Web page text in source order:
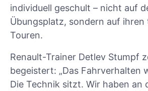
individuell geschult – nicht auf
Übungsplatz, sondern auf ihren
Touren.
Renault-Trainer Detlev Stumpf
begeistert: „Das Fahrverhalten
Die Technik sitzt. Wir haben an